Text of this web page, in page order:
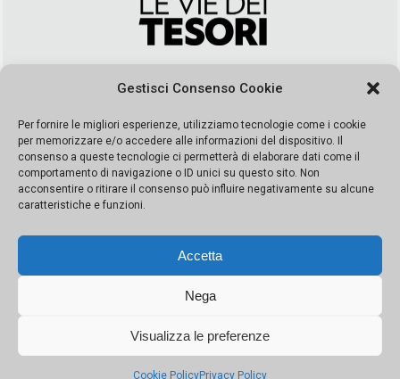
Gestisci Consenso Cookie
Per fornire le migliori esperienze, utilizziamo tecnologie come i cookie
per memorizzare e/o accedere alle informazioni del dispositivo. Il
consenso a queste tecnologie ci permetterà di elaborare dati come il
comportamento di navigazione o ID unici su questo sito. Non
acconsentire o ritirare il consenso può influire negativamente su alcune
caratteristiche e funzioni.
Accetta
Nega
Visualizza le preferenze
Cookie PolicyPrivacy Policy
segreteria@leviedeitesori.it
Direttore ResponsabileMarcello Barbaro– Aut. del tribunale di
Palermo n. 19 del 2017 iscrizione al roc numero 37003 Editore
Porta Felice Srl. Sede legale: Via Libertà 93 – 90143 Palermo
Società iscritta alla Camera di Commercio di Palermo Ufficio
065228208251 Capitale 10000 euro IV
© Copyright Porta Felice | Le Vie dei Tesori. Tutti i diritti riservati |Privacy Policy